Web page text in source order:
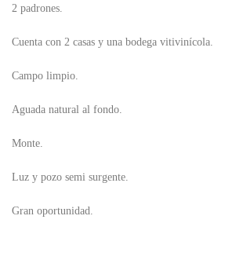
2 padrones.
Cuenta con 2 casas y una bodega vitivinícola.
Campo limpio.
Aguada natural al fondo.
Monte.
Luz y pozo semi surgente.
Gran oportunidad.